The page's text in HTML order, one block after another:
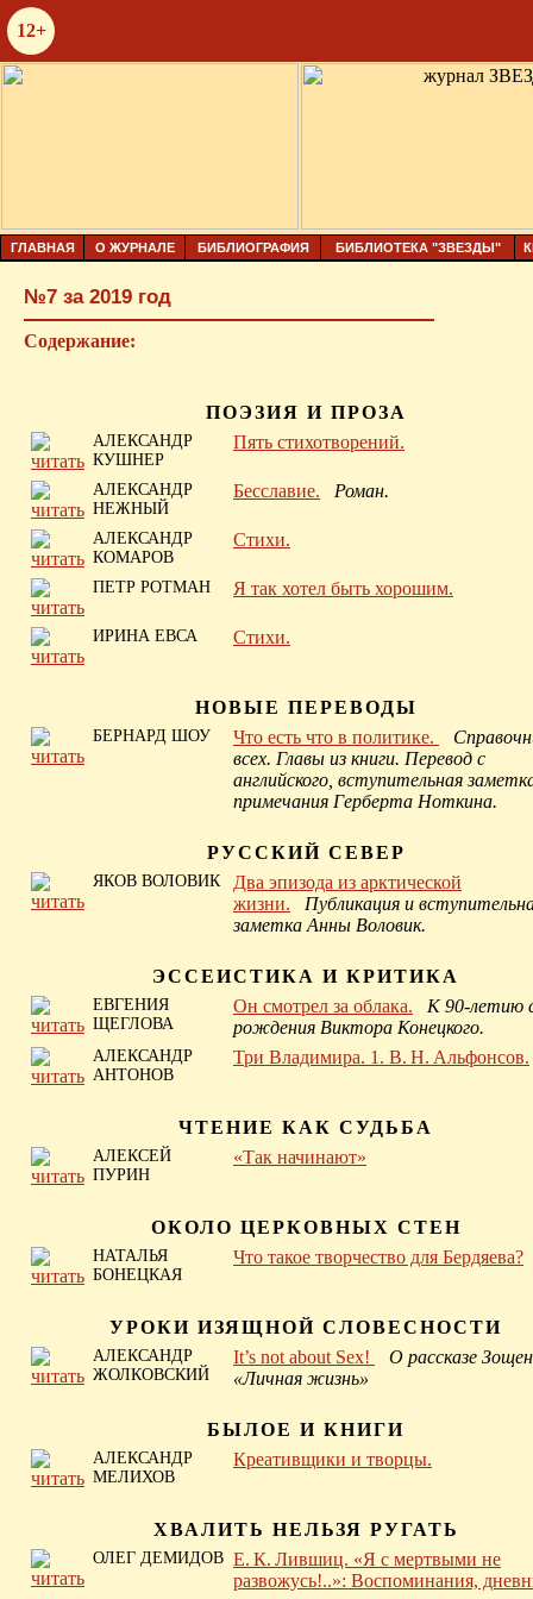
12+
ГЛАВНАЯ О ЖУРНАЛЕ БИБЛИОГРАФИЯ БИБЛИОТЕКА "ЗВЕЗДЫ"
№7 за 2019 год
Содержание:
ПОЭЗИЯ И ПРОЗА
АЛЕКСАНДР
КУШНЕР
Пять стихотворений.
АЛЕКСАНДР
НЕЖНЫЙ
Бесславие. Роман.
АЛЕКСАНДР
КОМАРОВ
Стихи.
ПЕТР РОТМАН Я так хотел быть хорошим.
ИРИНА ЕВСА Стихи.
НОВЫЕ ПЕРЕВОДЫ
БЕРНАРД ШОУ Что есть что в политике.
всех. Главы из книги. Перевод с
английского, вступительная
примечания Герберта Ноткина.
РУССКИЙ СЕВЕР
ЯКОВ ВОЛОВИК
Два эпизода из арктической
жизни.
Публикация и
заметка Анны Воловик.
ЭССЕИСТИКА И КРИТИКА
ЕВГЕНИЯ
ЩЕГЛОВА
Он смотрел за облака.
К 90-летию
рождения Виктора Конецкого.
АЛЕКСАНДР
АНТОНОВ
Три Владимира. 1. В. Н. Альфонсов.
ЧТЕНИЕ КАК СУДЬБА
АЛЕКСЕЙ
ПУРИН
«Так начинают»
ОКОЛО ЦЕРКОВНЫХ СТЕН
НАТАЛЬЯ
БОНЕЦКАЯ
Что такое творчество для Бердяева?
УРОКИ ИЗЯЩНОЙ СЛОВЕСНОСТИ
АЛЕКСАНДР
ЖОЛКОВСКИЙ
It’s not about Sex!
О рассказе
«Личная жизнь»
БЫЛОЕ И КНИГИ
АЛЕКСАНДР
МЕЛИХОВ
Креативщики и творцы.
ХВАЛИТЬ НЕЛЬЗЯ РУГАТЬ
ОЛЕГ ДЕМИДОВ Е. К. Лившиц. «Я с мертвыми не
развожусь!..»: Воспоминания,